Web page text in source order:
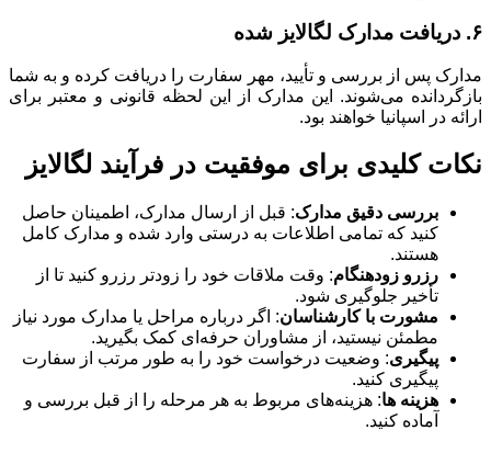
۶. دریافت مدارک لگالایز شده
مدارک پس از بررسی و تأیید، مهر سفارت را دریافت کرده و به شما
بازگردانده می‌شوند. این مدارک از این لحظه قانونی و معتبر برای
ارائه در اسپانیا خواهند بود.
نکات کلیدی برای موفقیت در فرآیند لگالایز
بررسی دقیق مدارک: قبل از ارسال مدارک، اطمینان حاصل
کنید که تمامی اطلاعات به درستی وارد شده و مدارک کامل
هستند.
رزرو زودهنگام: وقت ملاقات خود را زودتر رزرو کنید تا از
تأخیر جلوگیری شود.
مشورت با کارشناسان: اگر درباره مراحل یا مدارک مورد نیاز
مطمئن نیستید، از مشاوران حرفه‌ای کمک بگیرید.
پیگیری: وضعیت درخواست خود را به طور مرتب از سفارت
پیگیری کنید.
هزینه‌ ها: هزینه‌های مربوط به هر مرحله را از قبل بررسی و
آماده کنید.